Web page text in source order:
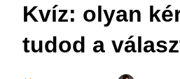
Kvíz: olyan
tudod a